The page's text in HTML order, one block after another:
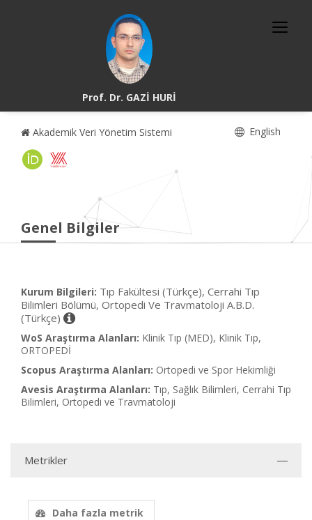
Prof. Dr. GAZİ HURİ
Akademik Veri Yönetim Sistemi English
Genel Bilgiler
Kurum Bilgileri: Tıp Fakültesi (Türkçe), Cerrahi Tıp
Bilimleri Bölümü, Ortopedi Ve Travmatoloji A.B.D.
(Türkçe)
WoS Araştırma Alanları: Klinik Tıp (MED), Klinik Tıp,
ORTOPEDİ
Scopus Araştırma Alanları: Ortopedi ve Spor Hekimliği
Avesis Araştırma Alanları: Tıp, Sağlık Bilimleri, Cerrahi Tıp
Bilimleri, Ortopedi ve Travmatoloji
Metrikler
Daha fazla metrik